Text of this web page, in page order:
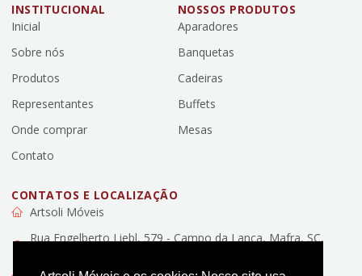
INSTITUCIONAL
Inicial
Sobre nós
Produtos
Representantes
Onde comprar
Contato
NOSSOS PRODUTOS
Aparadores
Banquetas
Cadeiras
Buffets
Mesas
CONTATOS E LOCALIZAÇÃO
Artsoli Móveis
Rua Engelberto Liebl, 579 - Campo da Lança, Mafra, SC,